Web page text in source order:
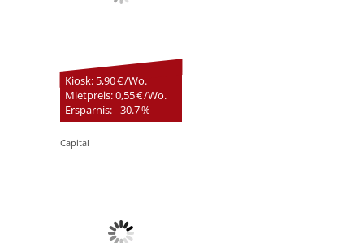
Kiosk: 5,90 € /Wo.
Mietpreis: 0,55 € /Wo.
Ersparnis: –30.7 %
Capital